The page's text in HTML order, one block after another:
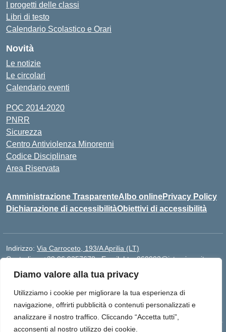
Diamo valore alla tua privacy
Utilizziamo i cookie per migliorare la tua esperienza di
navigazione, offrirti pubblicità o contenuti personalizzati e
analizzare il nostro traffico. Cliccando “Accetta tutti”,
acconsenti al nostro utilizzo dei cookie.
I progetti delle classi
Libri di testo
Calendario Scolastico e Orari
Novità
Le notizie
Le circolari
Calendario eventi
POC 2014-2020
PNRR
Sicurezza
Centro Antiviolenza Minorenni
Codice Disciplinare
Area Riservata
Amministrazione TrasparenteAlbo onlinePrivacy Policy
Dichiarazione di accessibilitàObiettivi di accessibilità
Indirizzo: Via Carroceto, 193/A Aprilia (LT)
Centralino:+39 06 9257678 Email:Ltps060002@istruzione.it
Posta elettronica certificata (PEC):Ltps060002@pec.istruzione.it
Codice meccanografico:
LTPS060002